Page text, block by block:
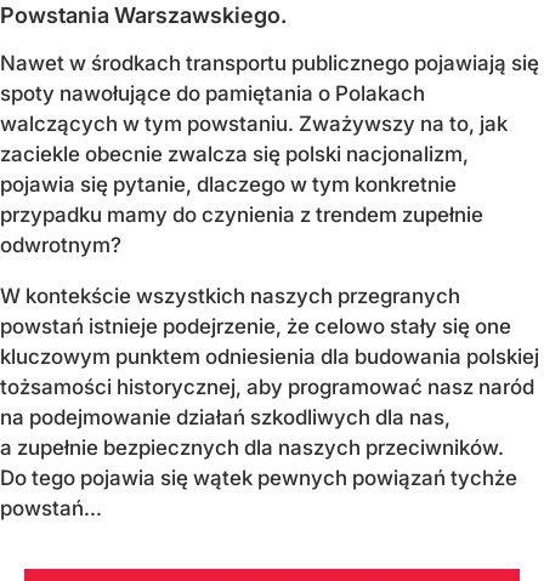
Powstania Warszawskiego.
Nawet w środkach transportu publicznego pojawiają się
spoty nawołujące do pamiętania o Polakach
walczących w tym powstaniu. Zważywszy na to, jak
zaciekle obecnie zwalcza się polski nacjonalizm,
pojawia się pytanie, dlaczego w tym konkretnie
przypadku mamy do czynienia z trendem zupełnie
odwrotnym?
W kontekście wszystkich naszych przegranych
powstań istnieje podejrzenie, że celowo stały się one
kluczowym punktem odniesienia dla budowania polskiej
tożsamości historycznej, aby programować nasz naród
na podejmowanie działań szkodliwych dla nas,
a zupełnie bezpiecznych dla naszych przeciwników.
Do tego pojawia się wątek pewnych powiązań tychże
powstań...